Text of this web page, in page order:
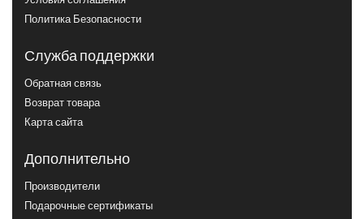
Политика Безопасности
Служба поддержки
Обратная связь
Возврат товара
Карта сайта
Дополнительно
Производители
Подарочные сертификаты